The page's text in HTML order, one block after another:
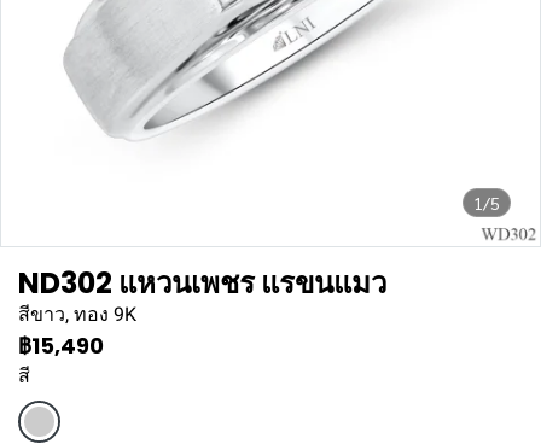
1/5
ND302 แหวนเพชร แรขนแมว
สีขาว, ทอง 9K
฿15,490
สี